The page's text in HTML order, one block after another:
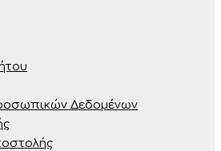
Δεδομένων